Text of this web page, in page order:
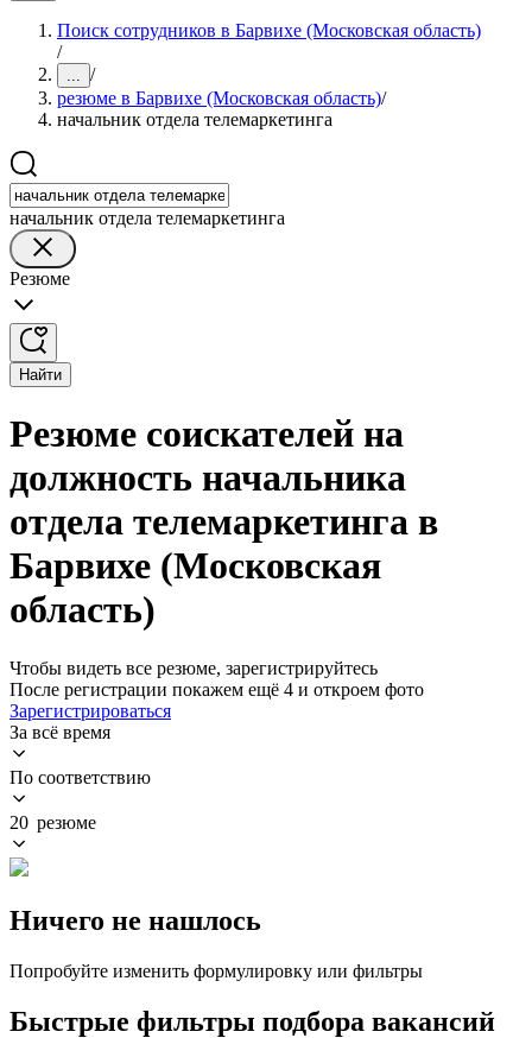
Поиск сотрудников в Барвихе (Московская область)
/
... /
резюме в Барвихе (Московская область)/
начальник отдела телемаркетинга
начальник отдела телемаркетинга
Резюме
Найти
Резюме соискателей на
должность начальника
отдела телемаркетинга в
Барвихе (Московская
область)
Чтобы видеть все резюме, зарегистрируйтесь
После регистрации покажем ещё 4 и откроем фото
Зарегистрироваться
За всё время
По соответствию
20 резюме
Ничего не нашлось
Попробуйте изменить формулировку или фильтры
Быстрые фильтры подбора вакансий